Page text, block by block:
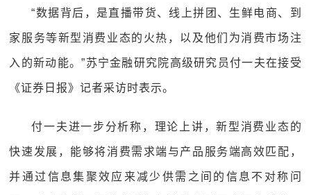
“数据背后，是直播带货、线上拼团、生鲜电商、到
家服务等新型消费业态的火热，以及他们为消费市场注
入的新动能。”苏宁金融研究院高级研究员付一夫在接受
《证券日报》记者采访时表示。
付一夫进一步分析称，理论上讲，新型消费业态的
快速发展，能够将消费需求端与产品服务端高效匹配，
并通过信息集聚效应来减少供需之间的信息不对称问